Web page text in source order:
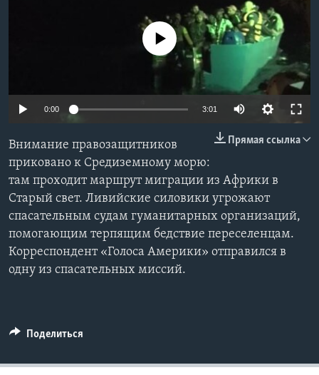
No media source currently available
0:00 3:01
Прямая ссылка
Внимание правозащитников
приковано к Средиземному морю:
там проходит маршрут миграции из Африки в
Старый свет. Ливийские силовики угрожают
спасательным судам гуманитарных организаций,
помогающим терпящим бедствие переселенцам.
Корреспондент «Голоса Америки» отправился в
одну из спасательных миссий.
Поделиться